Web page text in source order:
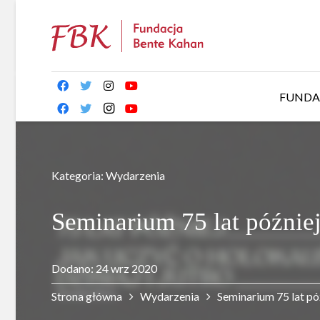
Kategoria: Wydarzenia
Seminarium 75 lat
Dodano: 24 wrz 2020
Strona główna Wydarzenia Seminarium 75 lat